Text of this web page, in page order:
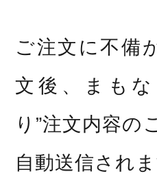
ご注文に不備
文後、まも
り”注文内容の
自動送信されま